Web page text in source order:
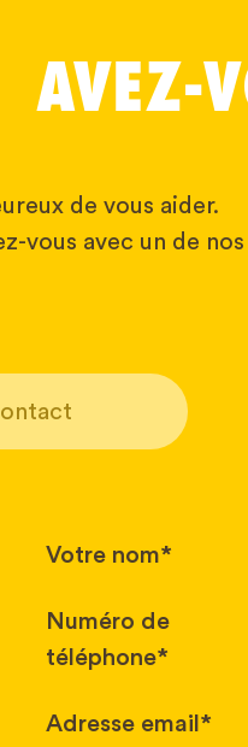
AVEZ-
de vous aider.
vous avec un de
Votre nom*
Numéro de
téléphone*
Adresse email*